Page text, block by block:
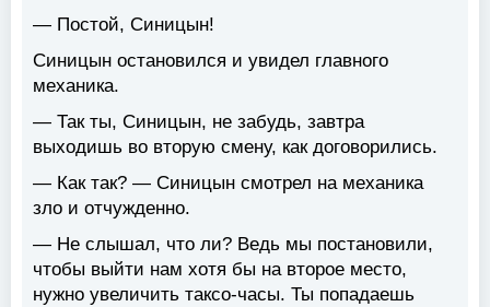
— Постой, Синицын!
Синицын остановился и увидел главного
механика.
— Так ты, Синицын, не забудь, завтра
выходишь во вторую смену, как договорились.
— Как так? — Синицын смотрел на механика
зло и отчужденно.
— Не слышал, что ли? Ведь мы постановили,
чтобы выйти нам хотя бы на второе место,
нужно увеличить таксо-часы. Ты попадаешь